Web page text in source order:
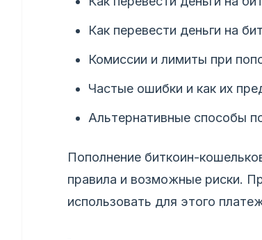
Как перевести деньги на
Комиссии и лимиты при
Частые ошибки и как их
Альтернативные способы
Пополнение биткоин-
правила и возможные риски.
использовать для этого